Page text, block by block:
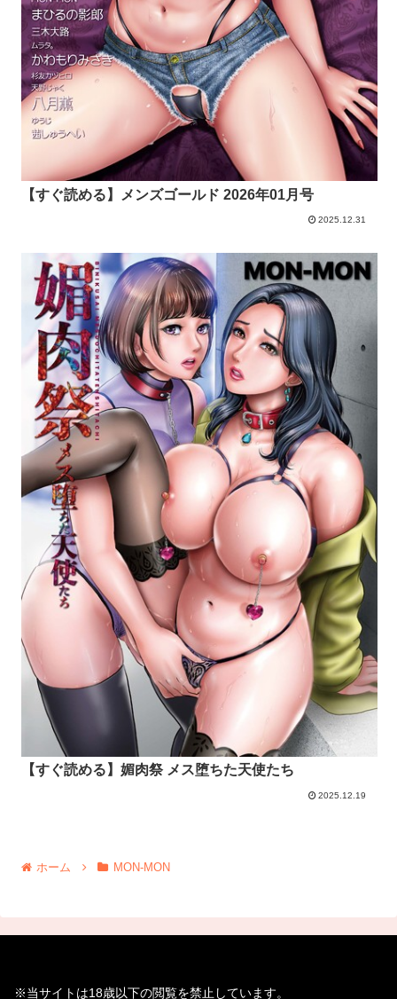
【すぐ読める】メンズゴールド 2026年01月号
2025.12.31
【すぐ読める】媚肉祭 メス堕ちた天使たち
2025.12.19
ホーム MON-MON
※当サイトは18歳以下の閲覧を禁止しています。